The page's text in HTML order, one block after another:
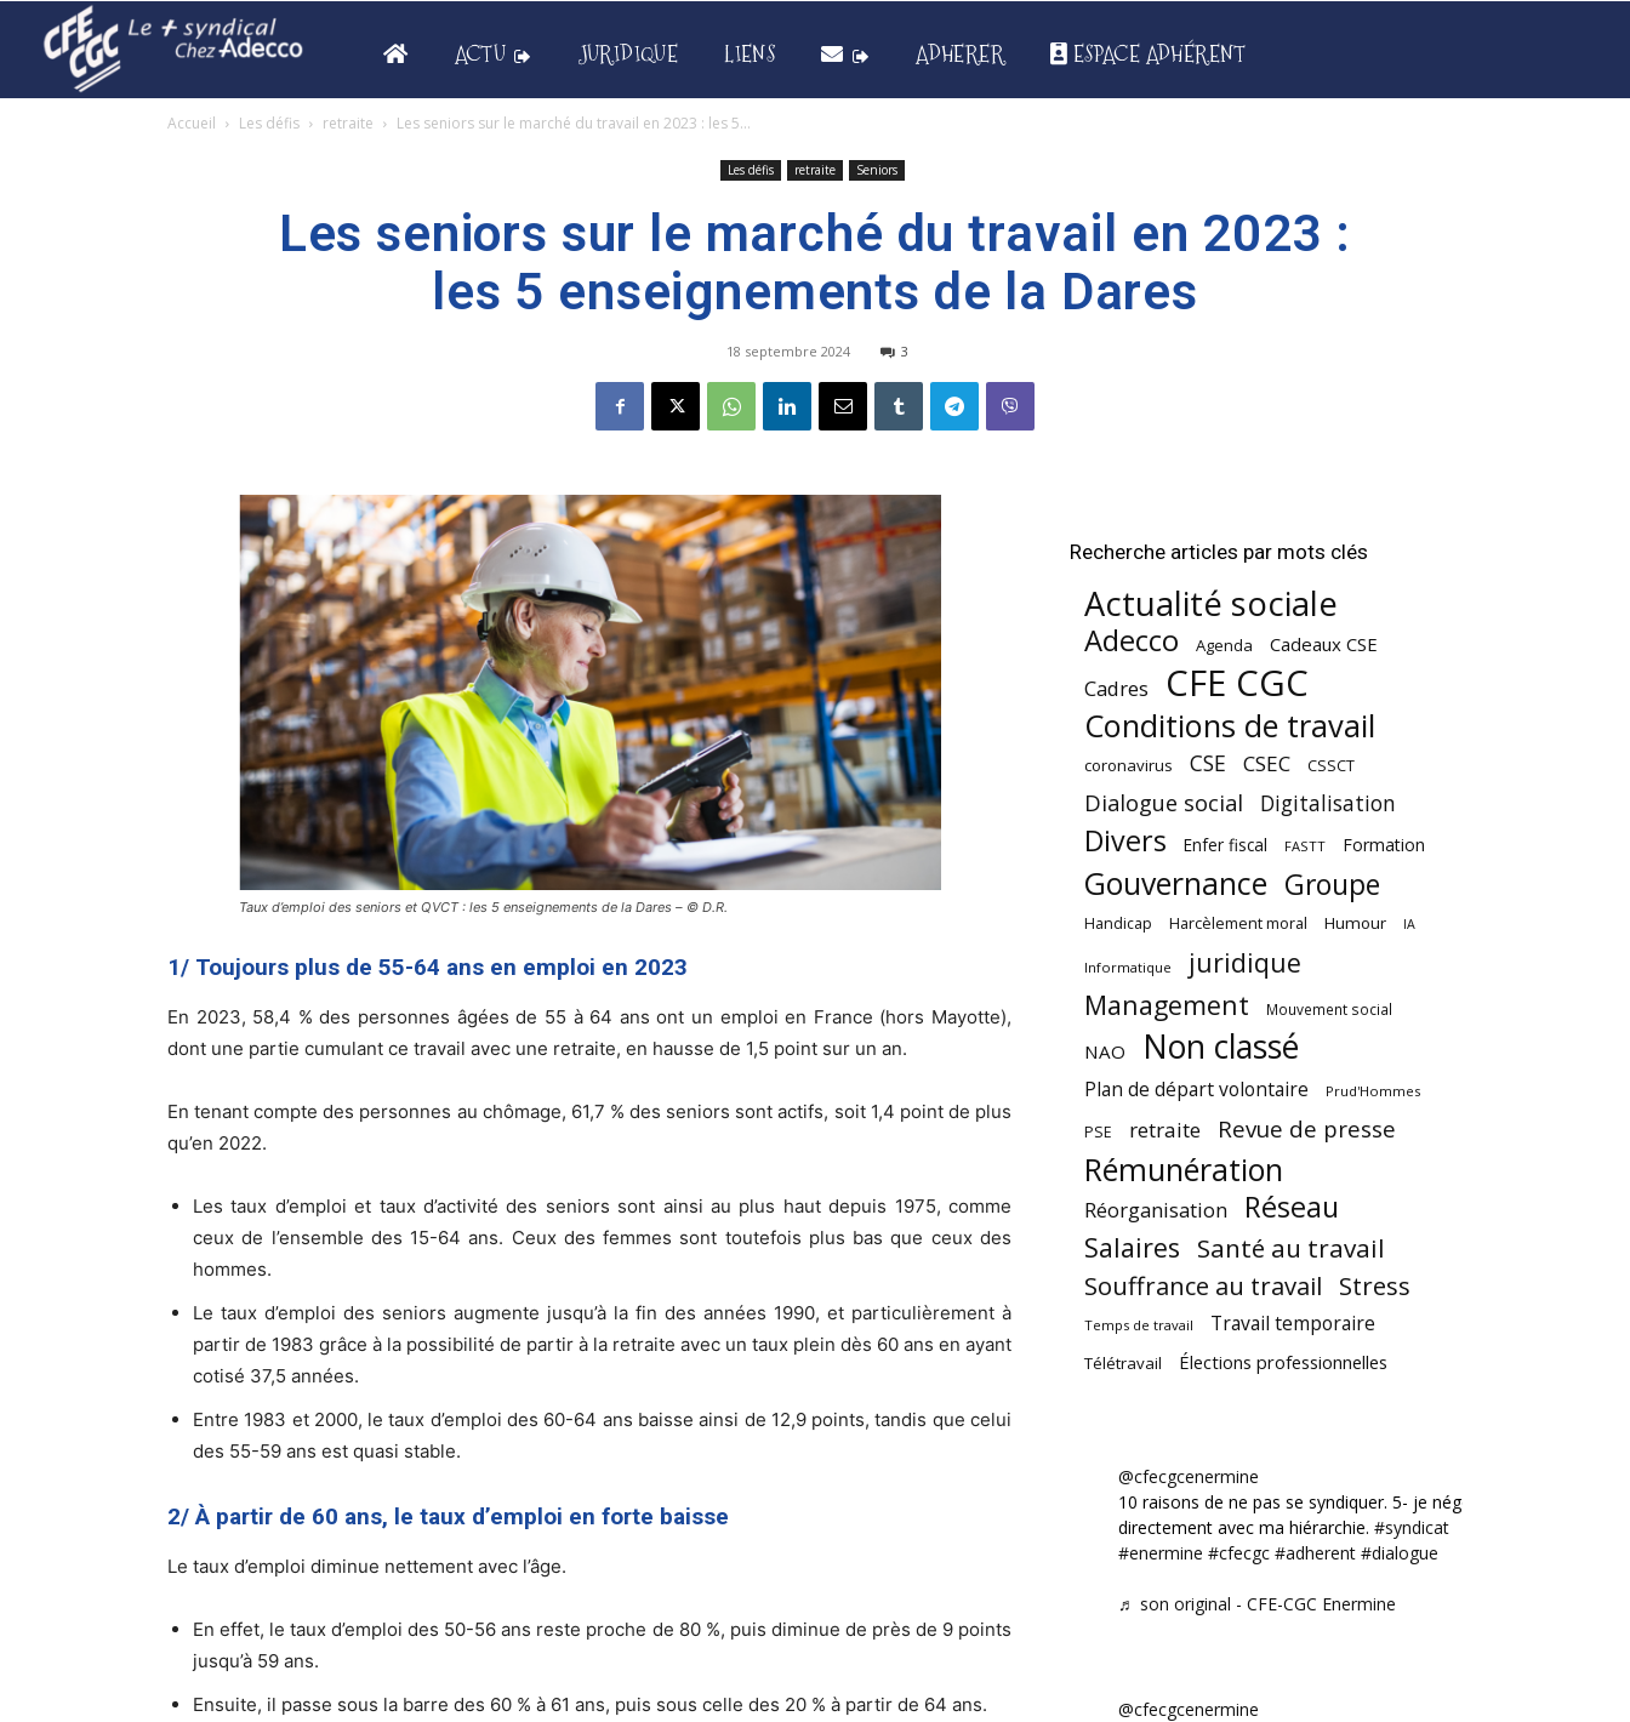
ACTU JURIDIQUE LIENS ADHERER ESPACE ADHÉRENT
Accueil Les défis retraite Les seniors sur le marché du travail en 2023 : les 5...
Les défis retraite Seniors
Les seniors sur le marché du travail en 2023 :
les 5 enseignements de la Dares
18 septembre 2024 3
Taux d’emploi des seniors et QVCT : les 5 enseignements de la Dares – © D.R.
1/ Toujours plus de 55-64 ans en emploi en 2023
En 2023, 58,4 % des personnes âgées de 55 à 64 ans ont un emploi en France (hors Mayotte),
dont une partie cumulant ce travail avec une retraite, en hausse de 1,5 point sur un an.
En tenant compte des personnes au chômage, 61,7 % des seniors sont actifs, soit 1,4 point de plus
qu’en 2022.
Les taux d’emploi et taux d’activité des seniors sont ainsi au plus haut depuis 1975, comme
ceux de l’ensemble des 15-64 ans. Ceux des femmes sont toutefois plus bas que ceux des
hommes.
Le taux d’emploi des seniors augmente jusqu’à la fin des années 1990, et particulièrement à
partir de 1983 grâce à la possibilité de partir à la retraite avec un taux plein dès 60 ans en ayant
cotisé 37,5 années.
Entre 1983 et 2000, le taux d’emploi des 60-64 ans baisse ainsi de 12,9 points, tandis que celui
des 55-59 ans est quasi stable.
2/ À partir de 60 ans, le taux d’emploi en forte baisse
Le taux d’emploi diminue nettement avec l’âge.
En effet, le taux d’emploi des 50-56 ans reste proche de 80 %, puis diminue de près de 9 points
jusqu’à 59 ans.
Ensuite, il passe sous la barre des 60 % à 61 ans, puis sous celle des 20 % à partir de 64 ans.
Recherche articles par mots clés
Actualité sociale
Adecco Agenda Cadeaux CSE
Cadres CFE CGC
Conditions de travail
coronavirus CSE CSEC CSSCT
Dialogue social Digitalisation
Divers Enfer fiscal FASTT Formation
Gouvernance Groupe
Handicap Harcèlement moral Humour IA
Informatique
juridique
Management
Mouvement social
NAO Non classé
Plan de départ volontaire Prud'Hommes
PSE retraite Revue de presse
Rémunération
Réorganisation Réseau
Salaires Santé au travail
Souffrance au travail Stress
Temps de travail Travail temporaire
Télétravail Élections professionnelles
@cfecgcenermine
10 raisons de ne pas se syndiquer. 5- je négocie
directement avec ma hiérarchie. #syndicat
#enermine #cfecgc #adherent #dialogue
♬ son original - CFE-CGC Enermine
@cfecgcenermine